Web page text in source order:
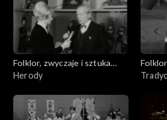
Folklor, zwyczaje i sztuka
ludowa
Herody